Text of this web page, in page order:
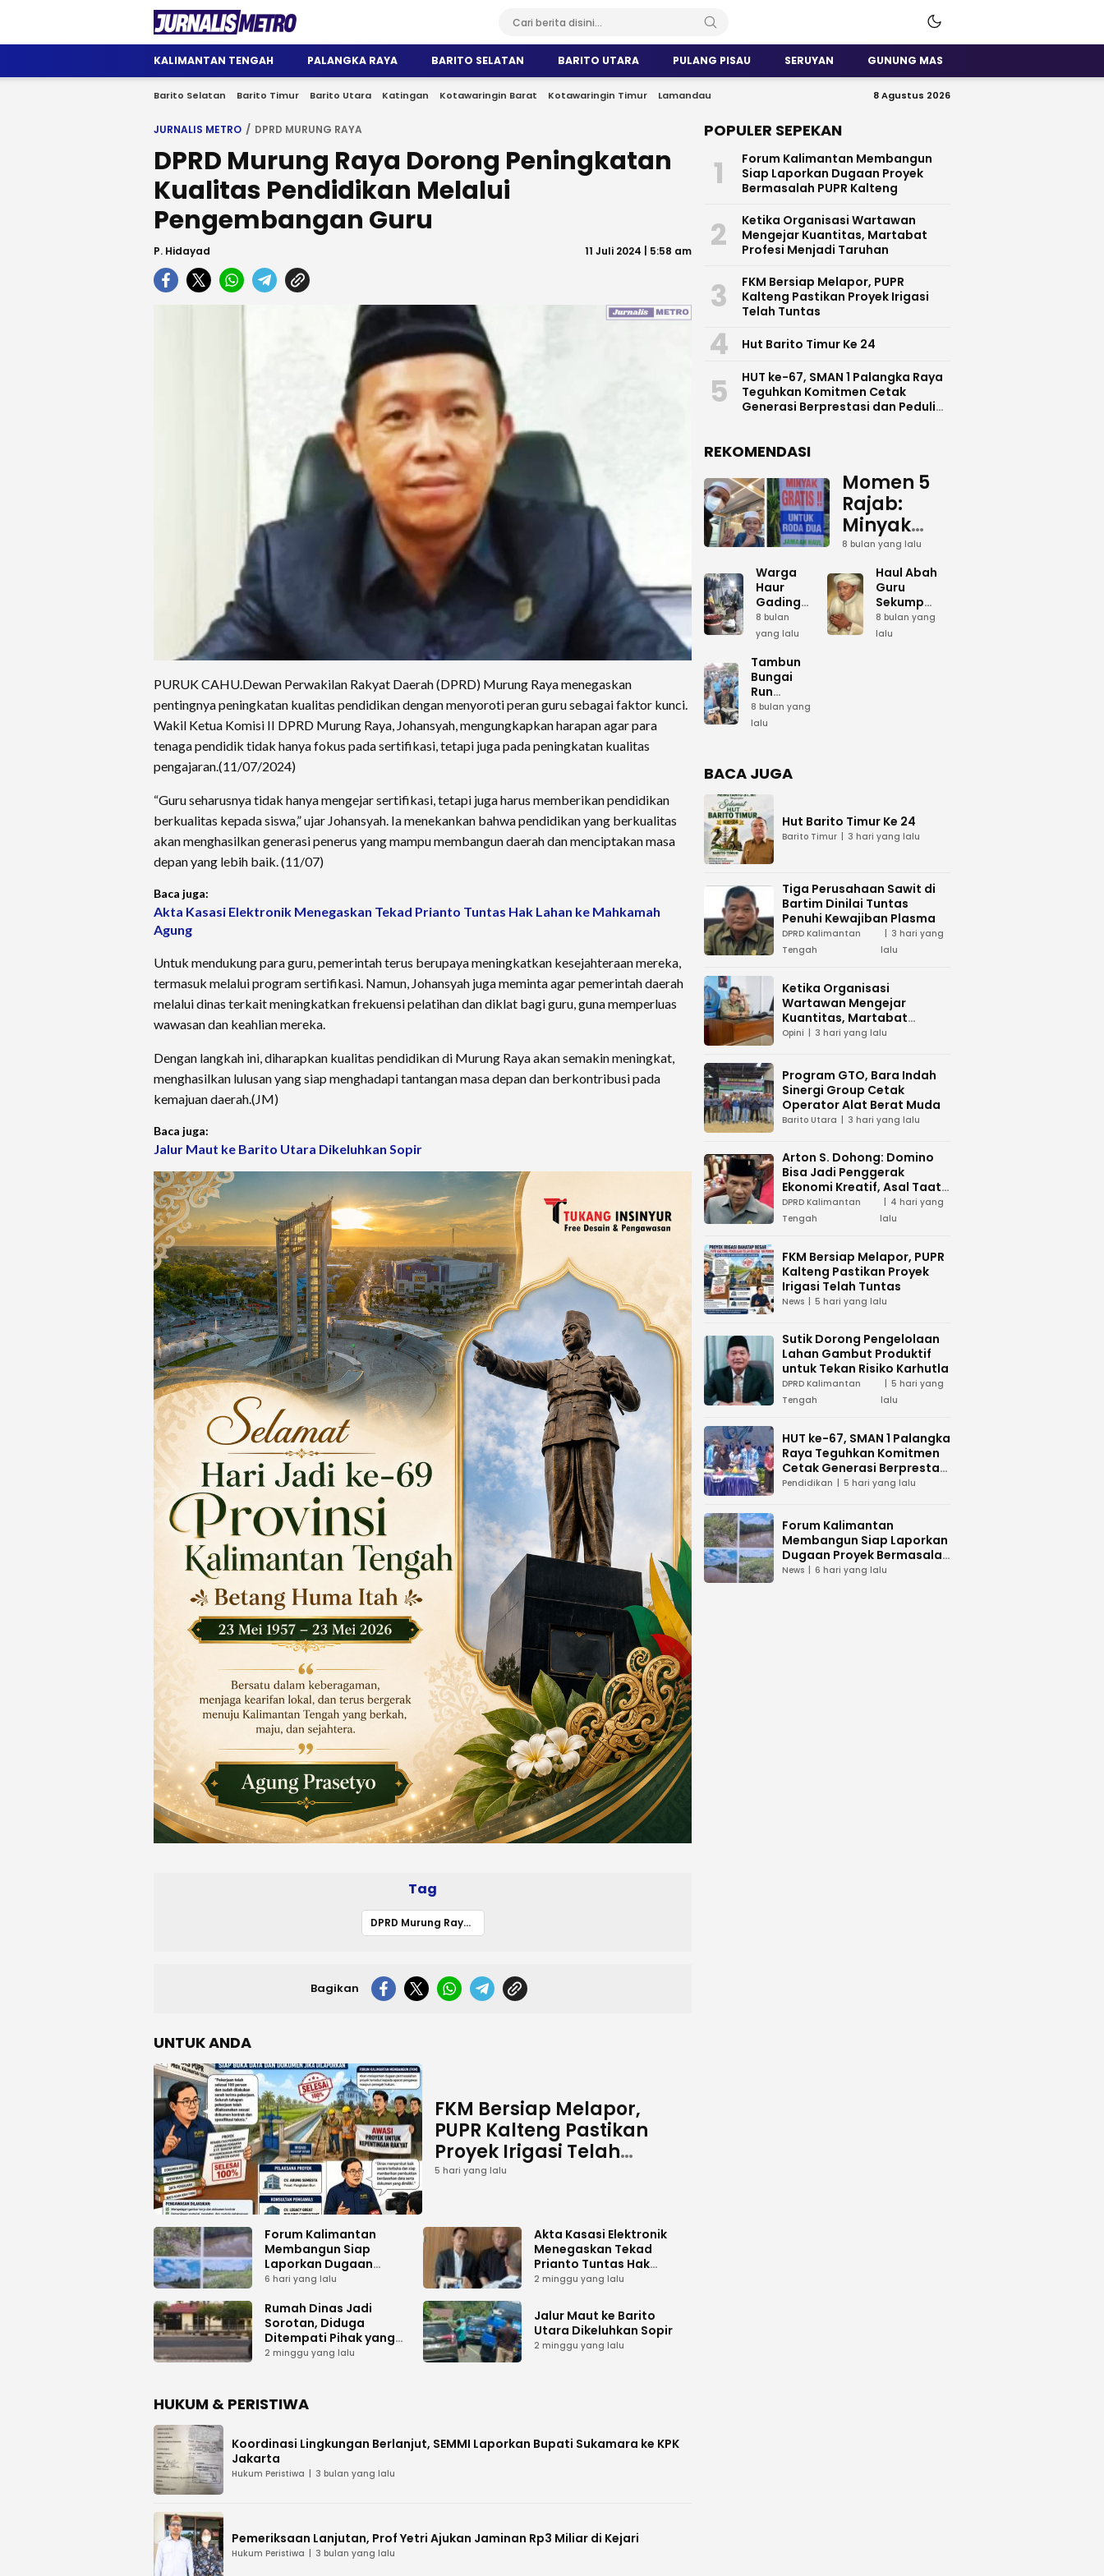
Jurnalis Metro
Satu Wadah Informasi
KALIMANTAN TENGAH PALANGKA RAYA BARITO SELATAN BARITO UTARA PULANG PISAU SERUYAN GUNUNG MAS
Barito Selatan Barito Timur Barito Utara Katingan Kotawaringin Barat Kotawaringin Timur Lamandau 8 Agustus 2026
JURNALIS METRO DPRD MURUNG RAYA
DPRD Murung Raya Dorong Peningkatan
Kualitas Pendidikan Melalui
Pengembangan Guru
P. Hidayad 11 Juli 2024 | 5:58 am
PURUK CAHU.Dewan Perwakilan Rakyat Daerah (DPRD) Murung Raya menegaskan
pentingnya peningkatan kualitas pendidikan dengan menyoroti peran guru sebagai faktor kunci.
Wakil Ketua Komisi II DPRD Murung Raya, Johansyah, mengungkapkan harapan agar para
tenaga pendidik tidak hanya fokus pada sertifikasi, tetapi juga pada peningkatan kualitas
pengajaran.(11/07/2024)
“Guru seharusnya tidak hanya mengejar sertifikasi, tetapi juga harus memberikan pendidikan
berkualitas kepada siswa,” ujar Johansyah. Ia menekankan bahwa pendidikan yang berkualitas
akan menghasilkan generasi penerus yang mampu membangun daerah dan menciptakan masa
depan yang lebih baik. (11/07)
Baca juga:
Akta Kasasi Elektronik Menegaskan Tekad Prianto Tuntas Hak Lahan ke Mahkamah
Agung
Untuk mendukung para guru, pemerintah terus berupaya meningkatkan kesejahteraan mereka,
termasuk melalui program sertifikasi. Namun, Johansyah juga meminta agar pemerintah daerah
melalui dinas terkait meningkatkan frekuensi pelatihan dan diklat bagi guru, guna memperluas
wawasan dan keahlian mereka.
Dengan langkah ini, diharapkan kualitas pendidikan di Murung Raya akan semakin meningkat,
menghasilkan lulusan yang siap menghadapi tantangan masa depan dan berkontribusi pada
kemajuan daerah.(JM)
Baca juga:
Jalur Maut ke Barito Utara Dikeluhkan Sopir
Tag
DPRD Murung Raya Dorong Peningkatan Kualitas Pendidikan Melalui Pengembangan Guru
Bagikan
UNTUK ANDA
FKM Bersiap Melapor,
PUPR Kalteng Pastikan
Proyek Irigasi Telah
Tuntas
5 hari yang lalu
Forum Kalimantan
Membangun Siap
Laporkan Dugaan
Proyek Bermasalah
6 hari yang lalu
Akta Kasasi Elektronik
Menegaskan Tekad
Prianto Tuntas Hak
Lahan ke Mahkamah
2 minggu yang lalu
Rumah Dinas Jadi
Sorotan, Diduga
Ditempati Pihak yang
Tak Berhak
2 minggu yang lalu
Jalur Maut ke Barito
Utara Dikeluhkan Sopir
2 minggu yang lalu
HUKUM & PERISTIWA
Koordinasi Lingkungan Berlanjut, SEMMI Laporkan Bupati Sukamara ke KPK
Jakarta
Hukum Peristiwa 3 bulan yang lalu
Pemeriksaan Lanjutan, Prof Yetri Ajukan Jaminan Rp3 Miliar di Kejari
Hukum Peristiwa 3 bulan yang lalu
POPULER SEPEKAN
1
Forum Kalimantan Membangun
Siap Laporkan Dugaan Proyek
Bermasalah PUPR Kalteng
2
Ketika Organisasi Wartawan
Mengejar Kuantitas, Martabat
Profesi Menjadi Taruhan
3
FKM Bersiap Melapor, PUPR
Kalteng Pastikan Proyek Irigasi
Telah Tuntas
4 Hut Barito Timur Ke 24
5
HUT ke-67, SMAN 1 Palangka Raya
Teguhkan Komitmen Cetak
Generasi Berprestasi dan Peduli
REKOMENDASI
Momen 5
Rajab:
Minyak
Gratis
dan Cinta
yang
Terus
Mengalir
8 bulan yang lalu
Warga
Haur
Gading
Siapkan
Bumbu
Umum
Sambut 5
Rajab di
Sekumpul
8 bulan
yang lalu
Haul Abah
Guru
Sekumpul:
Ketika
Lautan
8 bulan yang
lalu
Tambun
Bungai
Run
Meriahkan
Hari Bela
Juang TNI
AD di
Palangka
Raya
8 bulan yang
lalu
BACA JUGA
Hut Barito Timur Ke 24
Barito Timur 3 hari yang lalu
Tiga Perusahaan Sawit di
Bartim Dinilai Tuntas
Penuhi Kewajiban Plasma
DPRD Kalimantan
Tengah
3 hari yang
lalu
Ketika Organisasi
Wartawan Mengejar
Kuantitas, Martabat
Profesi Menjadi Taruhan
Opini 3 hari yang lalu
Program GTO, Bara Indah
Sinergi Group Cetak
Operator Alat Berat Muda
Barito Utara 3 hari yang lalu
Arton S. Dohong: Domino
Bisa Jadi Penggerak
Ekonomi Kreatif, Asal Taat
Aturan
DPRD Kalimantan
Tengah
4 hari yang
lalu
FKM Bersiap Melapor, PUPR
Kalteng Pastikan Proyek
Irigasi Telah Tuntas
News 5 hari yang lalu
Sutik Dorong Pengelolaan
Lahan Gambut Produktif
untuk Tekan Risiko Karhutla
DPRD Kalimantan
Tengah
5 hari yang
lalu
HUT ke-67, SMAN 1 Palangka
Raya Teguhkan Komitmen
Cetak Generasi Berprestasi
dan Peduli Lingkunga
Pendidikan 5 hari yang lalu
Forum Kalimantan
Membangun Siap Laporkan
Dugaan Proyek Bermasalah
PUPR Kalteng
News 6 hari yang lalu